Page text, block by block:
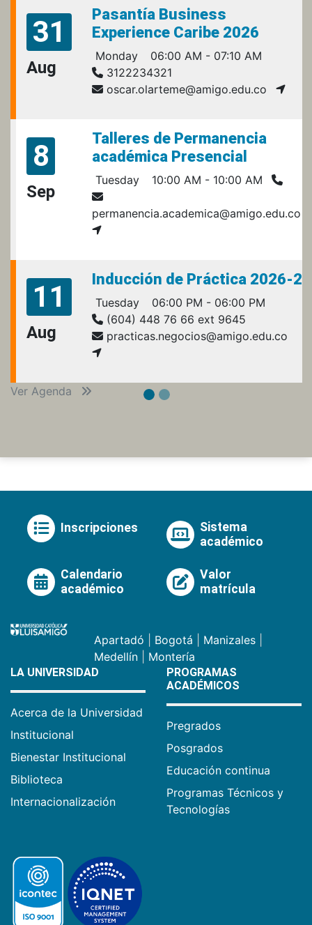
31
Aug
Pasantía Business
Experience Caribe 2026
Monday
06:00 AM - 07:10 AM
3122234321
oscar.olarteme@amigo.edu.co
8
Sep
Talleres de Permanencia
académica Presencial
Tuesday 10:00 AM - 10:00 AM
permanencia.academica@amigo.edu.co
11
Aug
Inducción de Práctica 2026-2
Tuesday
06:00 PM - 06:00 PM
(604) 448 76 66 ext 9645
practicas.negocios@amigo.edu.co
Ver Agenda
Inscripciones
Sistema
académico
Calendario
académico
Valor
matrícula
Apartadó Bogotá Manizales
Medellín
Montería
LA UNIVERSIDAD
Acerca de la Universidad
Institucional
Bienestar Institucional
Biblioteca
Internacionalización
PROGRAMAS
ACADÉMICOS
Pregrados
Posgrados
Educación continua
Programas Técnicos y
Tecnologías